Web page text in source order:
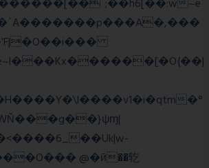
~e
�°
�6_��Uk|w-
@�ӣ��䢀